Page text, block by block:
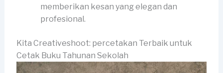
memberikan kesan yang elegan dan
profesional.
Kita Creativeshoot: percetakan Terbaik untuk
Cetak Buku Tahunan Sekolah